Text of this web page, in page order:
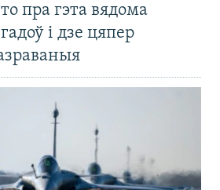
пра гэта вядома
і дзе цяпер